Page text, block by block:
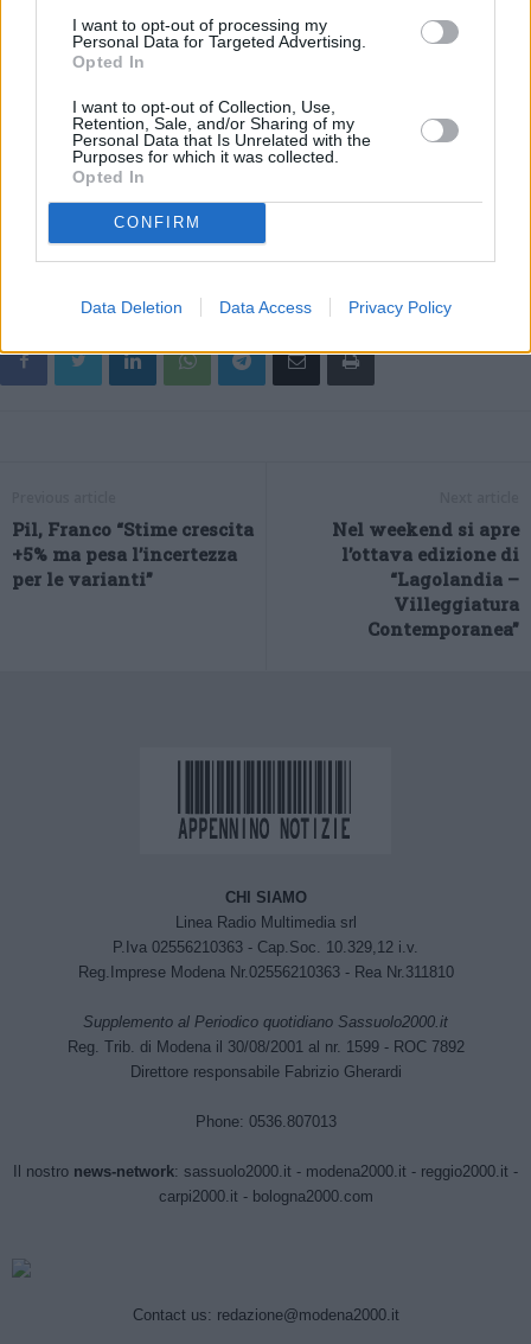
I want to opt-out of processing my
Personal Data for Targeted Advertising.
Opted In
I want to opt-out of Collection, Use,
Retention, Sale, and/or Sharing of my
Personal Data that Is Unrelated with the
Purposes for which it was collected.
Opted In
CONFIRM
Data Deletion Data Access Privacy Policy
campo anche le ragazze del 3×3, anche loro qualificate all’ultimo
minuto. “Con quali aspettative? E’ stata una sorpresa bella e
spiega Petrucci – Peraltro con un allenatore che si è laureato
proprio qui a Tokyo, da remoto, e quindi ha fatto un regalo a sè
stesso, alla famiglia e anche a tutti noi, perchè laurearsi durante
l’Olimpiade è straordinario”.
(ITALPRESS).
Pil, Franco “Stime crescita
+5% ma pesa l’incertezza
per le varianti”
Nel weekend si apre
l’ottava edizione di
“Lagolandia –
Villeggiatura
Contemporanea”
CHI SIAMO
Linea Radio Multimedia srl
P.Iva 02556210363 - Cap.Soc. 10.329,12 i.v.
Reg.Imprese Modena Nr.02556210363 - Rea Nr.311810
Supplemento al Periodico quotidiano Sassuolo2000.it
Reg. Trib. di Modena il 30/08/2001 al nr. 1599 - ROC 7892
Direttore responsabile Fabrizio Gherardi
Phone: 0536.807013
Il nostro news-network: sassuolo2000.it - modena2000.it - reggio2000.it -
carpi2000.it- bologna2000.com
Contact us: redazione@modena2000.it